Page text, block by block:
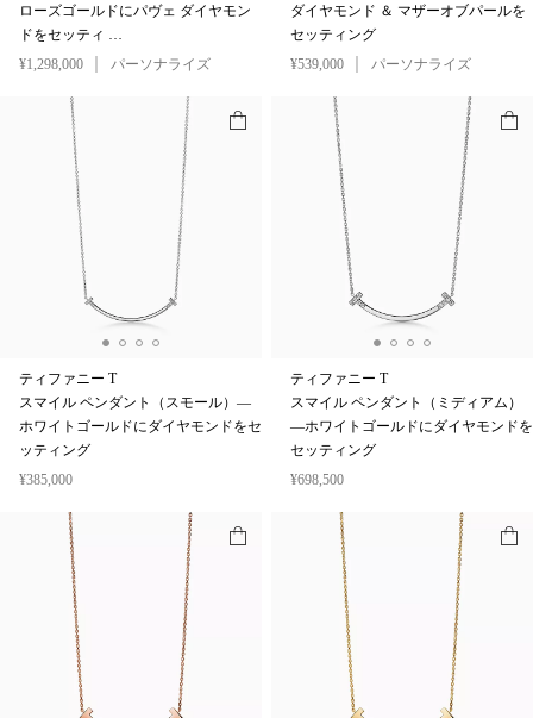
ローズゴールドにパヴェ ダイヤモン
ドをセッティ …
¥1,298,000
パーソナライズ
ダイヤモンド ＆ マザーオブパールを
セッティング
¥539,000
パーソナライズ
ティファニー T
スマイル ペンダント（スモール）—
ホワイトゴールドにダイヤモンドをセ
ッティング
¥385,000
ティファニー T
スマイル ペンダント（ミディアム）
—ホワイトゴールドにダイヤモンドを
セッティング
¥698,500